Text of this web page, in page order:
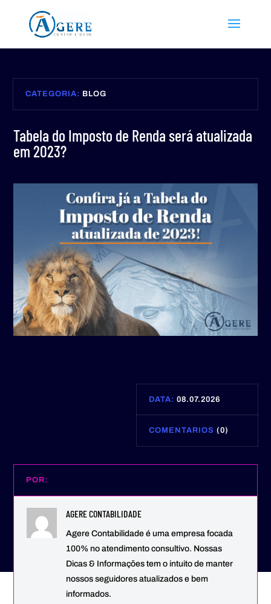
CATEGORIA: BLOG
Tabela do Imposto de Renda será atualizada
em 2023?
DATA: 08.07.2026
COMENTARIOS (0)
POR:
AGERE CONTABILIDADE
Agere Contabilidade é uma empresa focada
100% no atendimento consultivo. Nossas
Dicas & Informações tem o intuito de manter
nossos seguidores atualizados e bem
informados.